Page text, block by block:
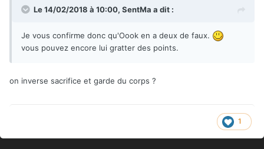
Le 14/02/2018 à 10:00, SentMa a dit :
Je vous confirme donc qu'Oook en a deux de faux.
vous pouvez encore lui gratter des points.
on inverse sacrifice et garde du corps ?
1